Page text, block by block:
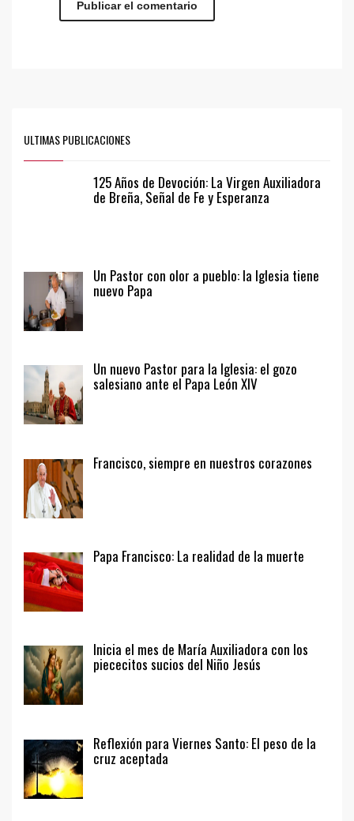
ULTIMAS PUBLICACIONES
125 Años de Devoción: La Virgen Auxiliadora
de Breña, Señal de Fe y Esperanza
Un Pastor con olor a pueblo: la Iglesia tiene
nuevo Papa
Un nuevo Pastor para la Iglesia: el gozo
salesiano ante el Papa León XIV
Francisco, siempre en nuestros corazones
Papa Francisco: La realidad de la muerte
Inicia el mes de María Auxiliadora con los
piececitos sucios del Niño Jesús
Reflexión para Viernes Santo: El peso de la
cruz aceptada